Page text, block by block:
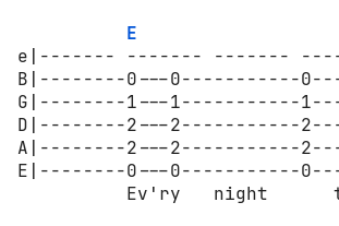
E
e|------- ------- -------
B|--------0---0-----------
G|--------1---1-----------
D|--------2---2-----------
A|--------2---2-----------
E|--------0---0-----------
Ev'ry   night